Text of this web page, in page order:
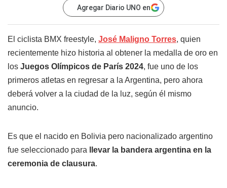
Agregar Diario UNO en
El ciclista BMX freestyle, José Maligno Torres, quien
recientemente hizo historia al obtener la medalla de oro en
los Juegos Olímpicos de París 2024, fue uno de los
primeros atletas en regresar a la Argentina, pero ahora
deberá volver a la ciudad de la luz, según él mismo
anuncio.
Es que el nacido en Bolivia pero nacionalizado argentino
fue seleccionado para
llevar la bandera argentina en la
ceremonia de clausura.